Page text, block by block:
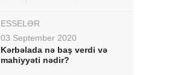
ESSELƏR
03 September 2020
Kərbəlada nə baş verdi və
mahiyyəti nədir?